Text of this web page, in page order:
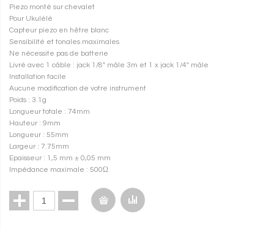
Piezo monté sur chevalet
Pour Ukulélé
Capteur piezo en hêtre blanc
Sensibilité et tonales maximales
Ne nécessite pas de batterie
Livré avec 1 câble : jack 1/8" mâle 3m et 1 x jack 1/4" mâle
Installation facile
Aucune modification de votre instrument
Poids : 3.1g
Longueur totale : 74mm
Hauteur : 9mm
Longueur : 55mm
Largeur : 7.75mm
Epaisseur : 1,5 mm ± 0,05 mm
Impédance maximale : 500Ω